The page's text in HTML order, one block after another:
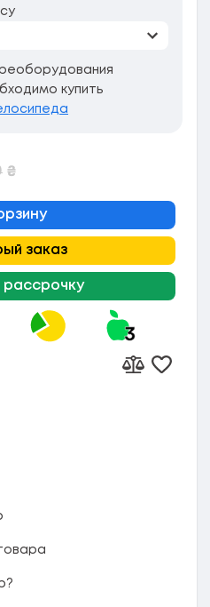
купить
₴
заказ
рассрочку
Добавить